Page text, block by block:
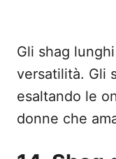
Gli shag
versatilità. Gli
esaltando le
donne che